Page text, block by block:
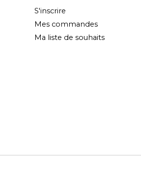
S'inscrire
Mes commandes
Ma liste de souhaits